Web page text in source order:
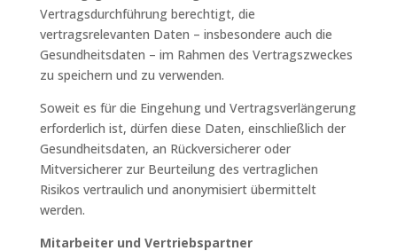
Vertragsdurchführung berechtigt, die
vertragsrelevanten Daten – insbesondere auch die
Gesundheitsdaten – im Rahmen des Vertragszweckes
zu speichern und zu verwenden.
Soweit es für die Eingehung und Vertragsverlängerung
erforderlich ist, dürfen diese Daten, einschließlich der
Gesundheitsdaten, an Rückversicherer oder
Mitversicherer zur Beurteilung des vertraglichen
Risikos vertraulich und anonymisiert übermittelt
werden.
Mitarbeiter und Vertriebspartner